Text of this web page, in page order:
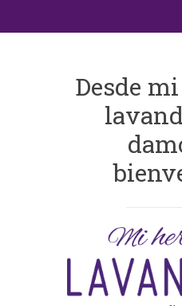
Desde